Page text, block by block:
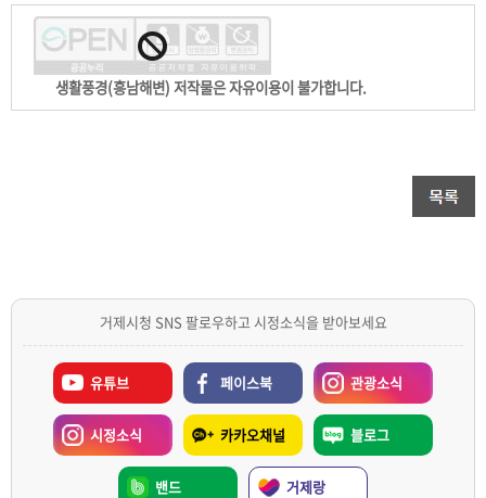
생활풍경(흥남해변) 저작물은 자유이용이 불가합니다.
거제시청 SNS 팔로우하고 시정소식을 받아보세요
유튜브 페이스북 관광소식
시정소식 카카오채널 블로그
밴드 거제랑